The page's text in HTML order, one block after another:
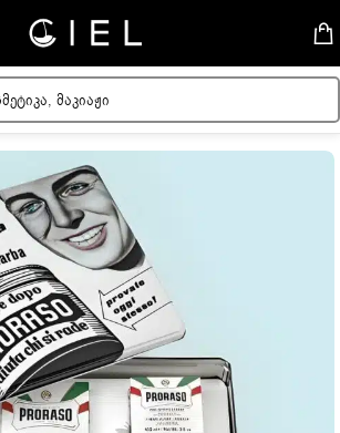
/საპარსი საშუალებები/ბალზამი & ლოსიონი